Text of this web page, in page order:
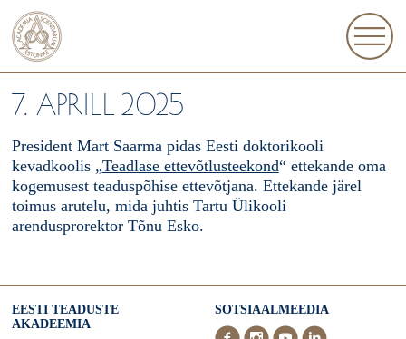
7. APRILL 2025
President Mart Saarma pidas Eesti doktorikooli
kevadkoolis „Teadlase ettevõtlusteekond“ ettekande oma
kogemusest teaduspõhise ettevõtjana. Ettekande järel
toimus arutelu, mida juhtis Tartu Ülikooli
arendusprorektor Tõnu Esko.
EESTI TEADUSTE
AKADEEMIA
SOTSIAALMEEDIA